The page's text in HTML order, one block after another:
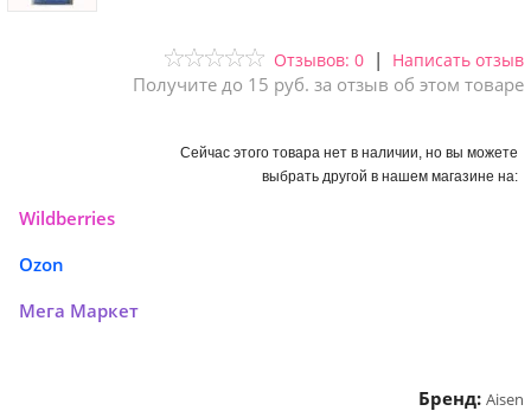
Отзывов: 0 | Написать отзыв
Получите до 15 руб. за отзыв об этом товаре
Сейчас этого товара нет в наличии, но вы можете
выбрать другой в нашем магазине на:
Wildberries
Ozon
Мега Маркет
Бренд: Aisen